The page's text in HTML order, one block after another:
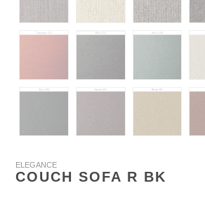
ELEGANCE
COUCH SOFA R BK